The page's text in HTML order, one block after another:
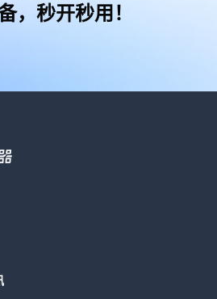
，秒开秒用！